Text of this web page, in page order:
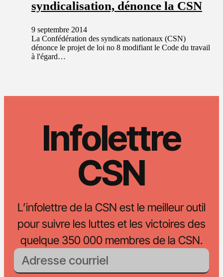
syndicalisation, dénonce la CSN
9 septembre 2014
La Confédération des syndicats nationaux (CSN)
dénonce le projet de loi no 8 modifiant le Code du travail
à l'égard…
Infolettre
CSN
L’infolettre de la CSN est le meilleur outil
pour suivre les luttes et les victoires des
quelque 350 000 membres de la CSN.